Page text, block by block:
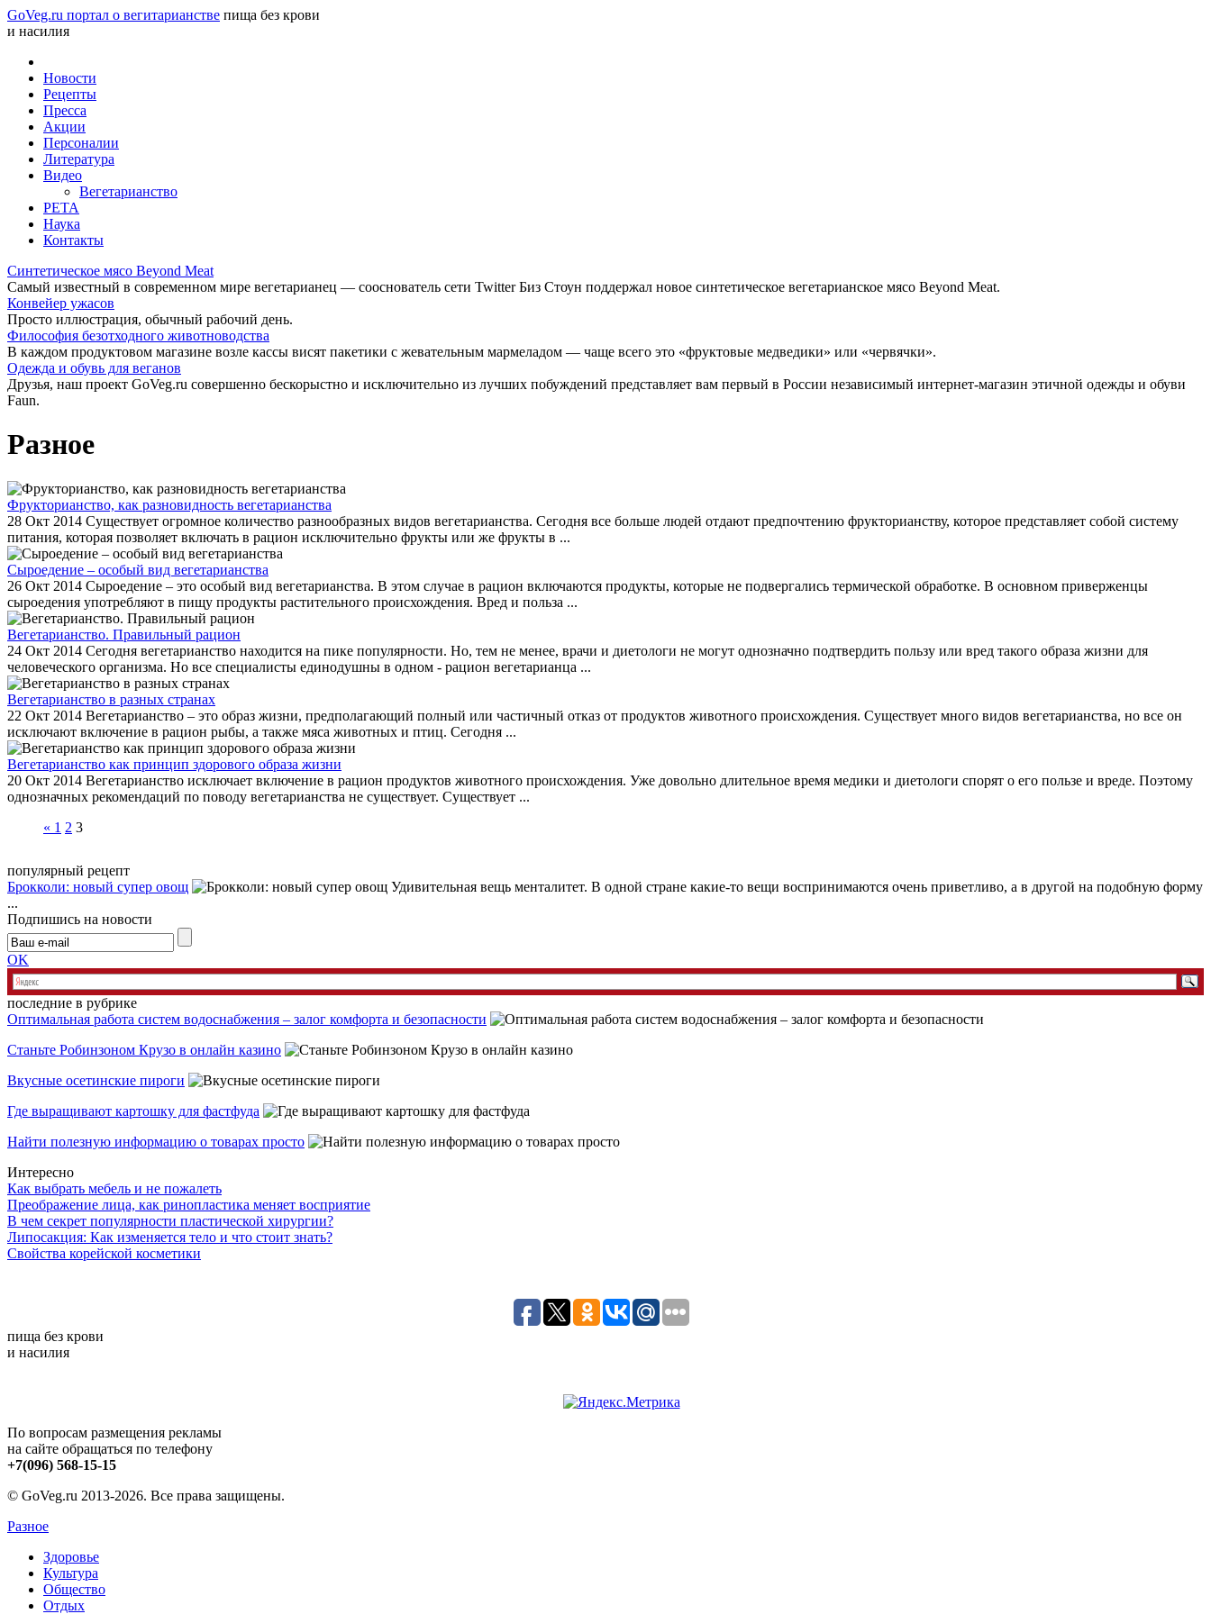
GoVeg.ru портал о вегитарианстве пища без крови
и насилия
Новости
Рецепты
Пресса
Акции
Персоналии
Литература
Видео
Вегетарианство
РЕТА
Наука
Контакты
Синтетическое мясо Beyond Meat
Самый известный в современном мире вегетарианец — сооснователь сети Twitter Биз Стоун поддержал новое синтетическое вегетарианское мясо Beyond Meat.
Конвейер ужасов
Просто иллюстрация, обычный рабочий день.
Философия безотходного животноводства
В каждом продуктовом магазине возле кассы висят пакетики с жевательным мармеладом — чаще всего это «фруктовые медведики» или «червячки».
Одежда и обувь для веганов
Друзья, наш проект GoVeg.ru совершенно бескорыстно и исключительно из лучших побуждений представляет вам первый в России независимый интернет-магазин этичной одежды и обуви
Faun.
Разное
Фрукторианство, как разновидность вегетарианства
28 Окт 2014 Существует огромное количество разнообразных видов вегетарианства. Сегодня все больше людей отдают предпочтению фрукторианству, которое представляет собой систему
питания, которая позволяет включать в рацион исключительно фрукты или же фрукты в ...
Сыроедение – особый вид вегетарианства
26 Окт 2014 Сыроедение – это особый вид вегетарианства. В этом случае в рацион включаются продукты, которые не подвергались термической обработке. В основном приверженцы
сыроедения употребляют в пищу продукты растительного происхождения. Вред и польза ...
Вегетарианство. Правильный рацион
24 Окт 2014 Сегодня вегетарианство находится на пике популярности. Но, тем не менее, врачи и диетологи не могут однозначно подтвердить пользу или вред такого образа жизни для
человеческого организма. Но все специалисты единодушны в одном - рацион вегетарианца ...
Вегетарианство в разных странах
22 Окт 2014 Вегетарианство – это образ жизни, предполагающий полный или частичный отказ от продуктов животного происхождения. Существует много видов вегетарианства, но все он
исключают включение в рацион рыбы, а также мяса животных и птиц. Сегодня ...
Вегетарианство как принцип здорового образа жизни
20 Окт 2014 Вегетарианство исключает включение в рацион продуктов животного происхождения. Уже довольно длительное время медики и диетологи спорят о его пользе и вреде. Поэтому
однозначных рекомендаций по поводу вегетарианства не существует. Существует ...
« 1 2 3
популярный рецепт
Брокколи: новый супер овощ
Удивительная вещь менталитет. В одной стране какие-то вещи воспринимаются очень приветливо, а в другой на подобную форму
...
Подпишись на новости
OK
последние в рубрике
Оптимальная работа систем водоснабжения – залог комфорта и безопасности
Станьте Робинзоном Крузо в онлайн казино
Вкусные осетинские пироги
Где выращивают картошку для фастфуда
Найти полезную информацию о товарах просто
Интересно
Как выбрать мебель и не пожалеть
Преображение лица, как ринопластика меняет восприятие
В чем секрет популярности пластической хирургии?
Липосакция: Как изменяется тело и что стоит знать?
Свойства корейской косметики
пища без крови
и насилия
По вопросам размещения рекламы
на сайте обращаться по телефону
+7(096) 568-15-15
© GoVeg.ru 2013-2026. Все права защищены.
Разное
Здоровье
Культура
Общество
Отдых